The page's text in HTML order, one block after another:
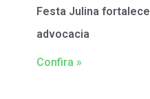
Festa Julina fortalece
advocacia
Confira »